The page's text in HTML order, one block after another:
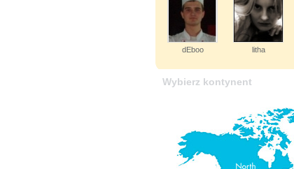
dEboo litha
Wybierz kontynent